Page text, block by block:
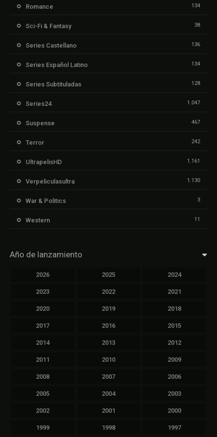
Romance 134
Sci-Fi & Fantasy 38
Series Castellano 136
Series Español Latino 134
Series Subtituladas 128
Series24 1.047
Suspense 467
Terror 242
UltrapelisHD 1.161
Verpeliculasultra 1.130
War & Politics 3
Western 11
Año de lanzamiento
2026 2025 2024
2023 2022 2021
2020 2019 2018
2017 2016 2015
2014 2013 2012
2011 2010 2009
2008 2007 2006
2005 2004 2003
2002 2001 2000
1999 1998 1997